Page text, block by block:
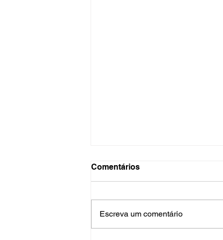
Comentários
Escreva um comentário